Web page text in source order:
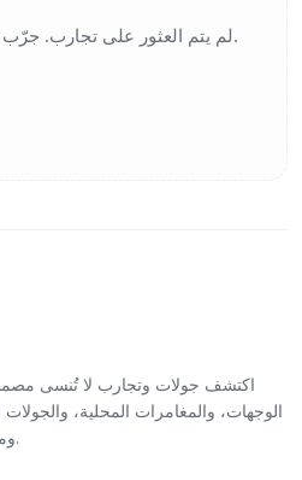
لم يتم العثور على تجارب. جرّب تغيير الفلاتر أو عد لاحقًا.
اكتشف جولات وتجارب لا تُنسى
الوجهات، والمغامرات المحلية،
ومرشدين خبراء، ولحظات لا تُنسى.